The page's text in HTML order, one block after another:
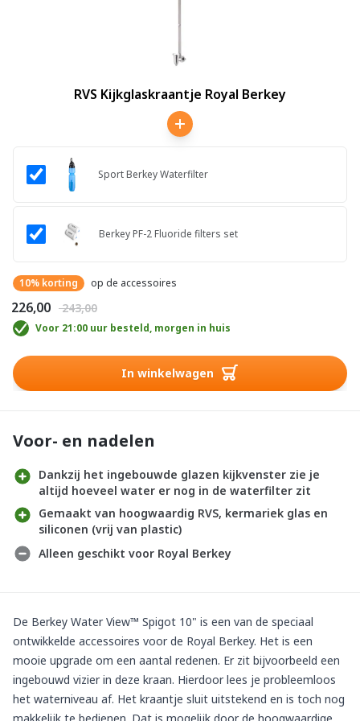
RVS Kijkglaskraantje Royal Berkey
Sport Berkey Waterfilter
Berkey PF-2 Fluoride filters set
10% korting op de accessoires
€ 226,00 € 243,00
Voor 21:00 uur besteld, morgen in huis
In winkelwagen
Voor- en nadelen
Dankzij het ingebouwde glazen kijkvenster zie je
altijd hoeveel water er nog in de waterfilter zit
Gemaakt van hoogwaardig RVS, kermariek glas en
siliconen (vrij van plastic)
Alleen geschikt voor Royal Berkey
De Berkey Water View™ Spigot 10" is een van de speciaal
ontwikkelde accessoires voor de Royal Berkey. Het is een
mooie upgrade om een aantal redenen. Er zit bijvoorbeeld een
ingebouwd vizier in deze kraan. Hierdoor lees je probleemloos
het waterniveau af. Het kraantje sluit uitstekend en is toch nog
makkelijk te bedienen. Dat is mogelijk door de hoogwaardige